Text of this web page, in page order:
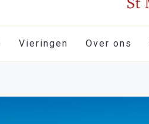
Vieringen Over ons